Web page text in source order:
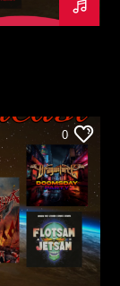
0